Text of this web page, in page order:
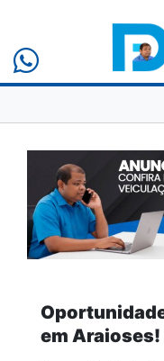
em Araioses!